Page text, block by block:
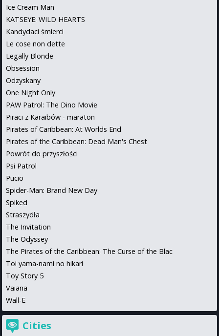
Ice Cream Man
KATSEYE: WILD HEARTS
Kandydaci śmierci
Le cose non dette
Legally Blonde
Obsession
Odzyskany
One Night Only
PAW Patrol: The Dino Movie
Piraci z Karaibów - maraton
Pirates of Caribbean: At Worlds End
Pirates of the Caribbean: Dead Man's Chest
Powrót do przyszłości
Psi Patrol
Pucio
Spider-Man: Brand New Day
Spiked
Straszydła
The Invitation
The Odyssey
The Pirates of the Caribbean: The Curse of the Blac
Toi yama-nami no hikari
Toy Story 5
Vaiana
Wall-E
Cities